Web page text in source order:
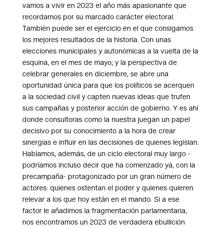
vamos a vivir en 2023 el año más apasionante que
recordamos por su marcado carácter electoral.
También puede ser el ejercicio en el que consigamos
los mejores resultados de la historia. Con unas
elecciones municipales y autonómicas a la vuelta de la
esquina, en el mes de mayo; y la perspectiva de
celebrar generales en diciembre, se abre una
oportunidad única para que los políticos se acerquen
a la sociedad civil y capten nuevas ideas que trufen
sus campañas y posterior acción de gobierno. Y es ahí
donde consultoras como la nuestra juegan un papel
decisivo por su conocimiento a la hora de crear
sinergias e influir en las decisiones de quienes legislan.
Hablamos, además, de un ciclo electoral muy largo -
podríamos incluso decir que ha comenzado ya, con la
precampaña- protagonizado por un gran número de
actores: quienes ostentan el poder y quienes quieren
relevar a los que hoy están en el mando. Si a ese
factor le añadimos la fragmentación parlamentaria,
nos encontramos un 2023 de verdadera ebullición